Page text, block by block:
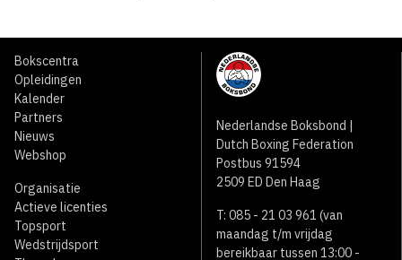
Bokscentra
Opleidingen
Kalender
Partners
Nieuws
Webshop
Organisatie
Actieve licenties
Topsport
Wedstrijdsport
Nederlandse Boksbond |
Dutch Boxing Federation
Postbus 91594
2509 ED Den Haag
T: 085 - 21 03 961 (van
maandag t/m vrijdag
bereikbaar tussen 13:00 -